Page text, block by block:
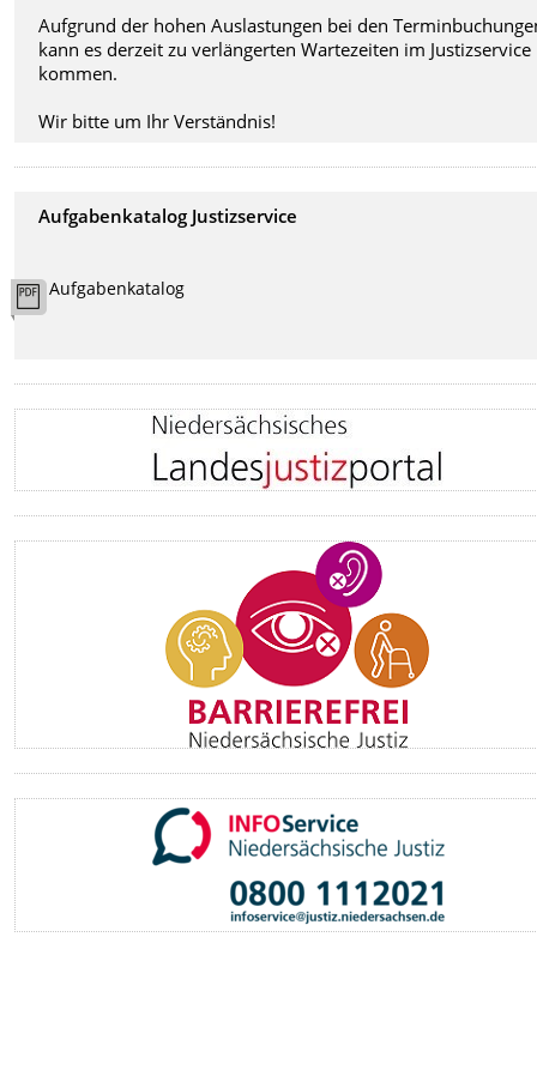
Aufgrund der hohen Auslastungen bei den
kann es derzeit zu verlängerten Wartezeiten im Justizservice
kommen.
Wir bitte um Ihr Verständnis!
Aufgabenkatalog Justizservice
Aufgabenkatalog